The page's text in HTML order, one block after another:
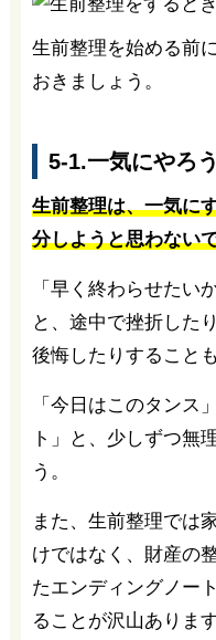
生前整理を始める前
おきましょう。
5-1.一気にやろ
生前整理は、一気に
分しようと思わない
「早く終わらせたい
と、途中で挫折した
後悔したりすること
「今日はこのタンス
ト」と、少しずつ無
う。
また、生前整理では
けではなく、財産の
たエンディングノー
ることが沢山あります